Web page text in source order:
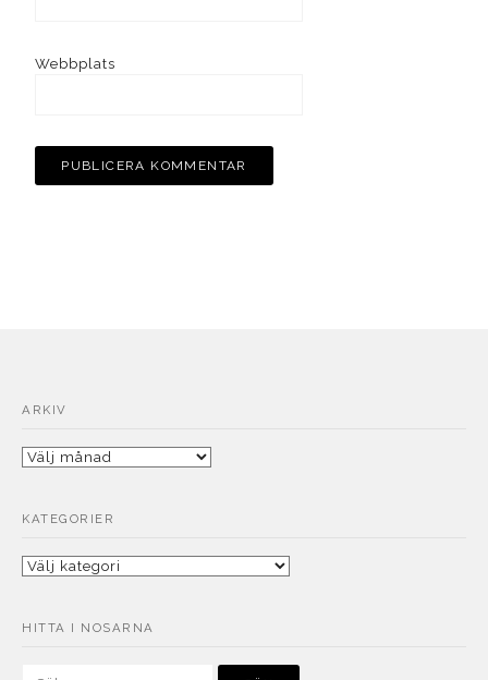
Webbplats
ARKIV
Arkiv
KATEGORIER
Kategorier
HITTA I NOSARNA